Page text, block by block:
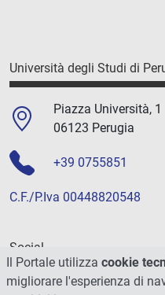
Università degli Studi di
Piazza Università, 1
06123 Perugia
+39 0755851
C.F./P.Iva 00448820548
Social
Il Portale utilizza cookie
migliorare l'esperienza di